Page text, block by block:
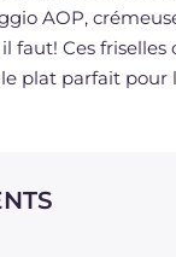
AOP,
faut! Ces friselles
plat parfait pour